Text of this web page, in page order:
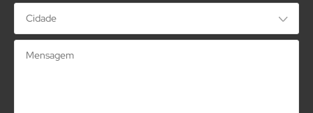
Mensagem